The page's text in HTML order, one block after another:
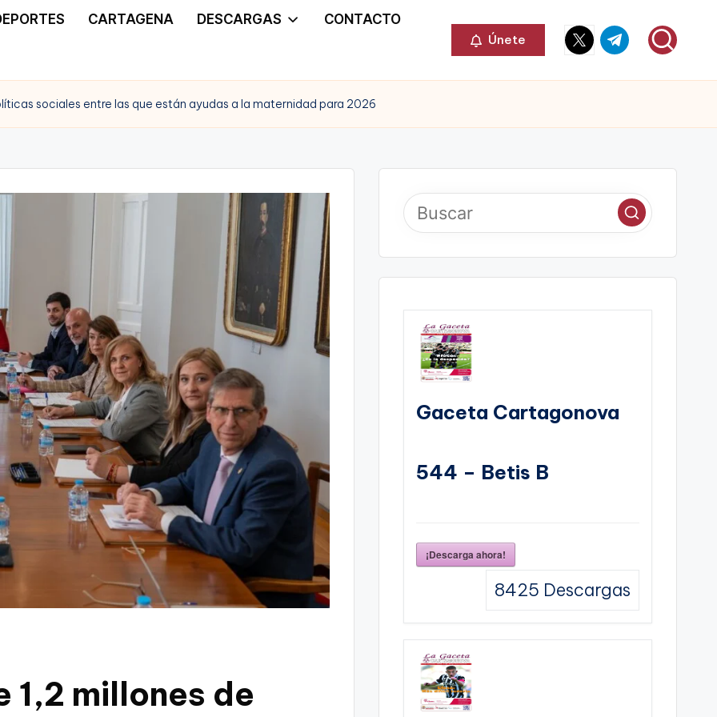
CARTAGENA DESCARGAS CONTACTO
Únete
Elemento
del
Elemento
del
sociales entre las que están ayudas a la maternidad para 2026
1,2 millones de
Gaceta Cartagonova
544 – Betis B
¡Descarga ahora!
8425 Descargas